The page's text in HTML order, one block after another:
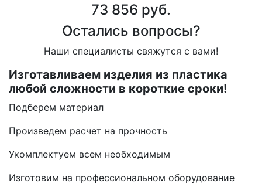
73 856 руб.
Остались вопросы?
Наши специалисты свяжутся с вами!
Изготавливаем изделия из пластика
любой сложности в короткие сроки!
Подберем материал
Произведем расчет на прочность
Укомплектуем всем необходимым
Изготовим на профессиональном оборудование